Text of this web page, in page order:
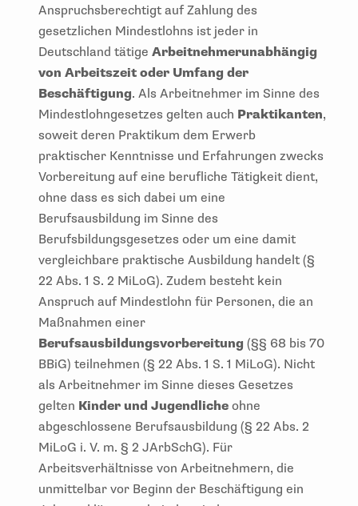
Anspruchsberechtigt auf Zahlung des
gesetzlichen Mindestlohns ist jeder in
Deutschland tätige Arbeitnehmerunabhängig
von Arbeitszeit oder Umfang der
Beschäftigung. Als Arbeitnehmer im Sinne des
Mindestlohngesetzes gelten auch Praktikanten,
soweit deren Praktikum dem Erwerb
praktischer Kenntnisse und Erfahrungen zwecks
Vorbereitung auf eine berufliche Tätigkeit dient,
ohne dass es sich dabei um eine
Berufsausbildung im Sinne des
Berufsbildungsgesetzes oder um eine damit
vergleichbare praktische Ausbildung handelt (§
22 Abs. 1 S. 2 MiLoG). Zudem besteht kein
Anspruch auf Mindestlohn für Personen, die an
Maßnahmen einer
Berufsausbildungsvorbereitung (§§ 68 bis 70
BBiG) teilnehmen (§ 22 Abs. 1 S. 1 MiLoG). Nicht
als Arbeitnehmer im Sinne dieses Gesetzes
gelten Kinder und Jugendliche ohne
abgeschlossene Berufsausbildung (§ 22 Abs. 2
MiLoG i. V. m. § 2 JArbSchG). Für
Arbeitsverhältnisse von Arbeitnehmern, die
unmittelbar vor Beginn der Beschäftigung ein